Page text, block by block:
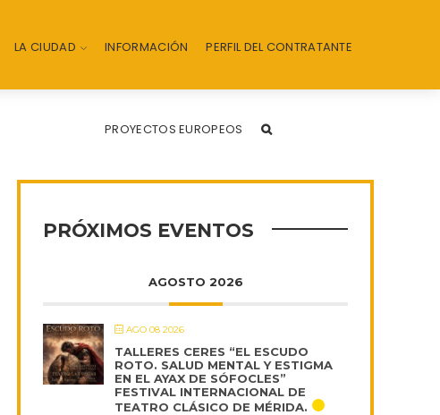
LA CIUDAD INFORMACIÓN PERFIL DEL CONTRATANTE
PROYECTOS EUROPEOS
PRÓXIMOS EVENTOS
AGOSTO 2026
AGO 08 2026
TALLERES CERES “EL ESCUDO
ROTO. SALUD MENTAL Y ESTIGMA
EN EL AYAX DE SÓFOCLES”
FESTIVAL INTERNACIONAL DE
TEATRO CLÁSICO DE MÉRIDA.